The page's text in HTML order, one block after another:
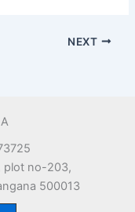
NEXT
plot no-203,
500013